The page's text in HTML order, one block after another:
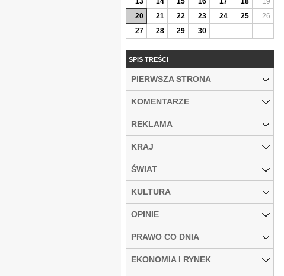
20
21 22 23 24 25
26
27
28 29 30
SPIS TREŚCI
PIERWSZA STRONA
KOMENTARZE
REKLAMA
KRAJ
ŚWIAT
KULTURA
OPINIE
PRAWO CO DNIA
EKONOMIA I RYNEK